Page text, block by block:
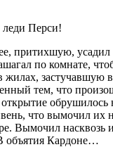
Перси!
притихшую, усадил
по комнате,
жилах, застучавшую
тем, что
обрушилось
что вымочил их
Вымочил насквозь и
объятия Кардоне…